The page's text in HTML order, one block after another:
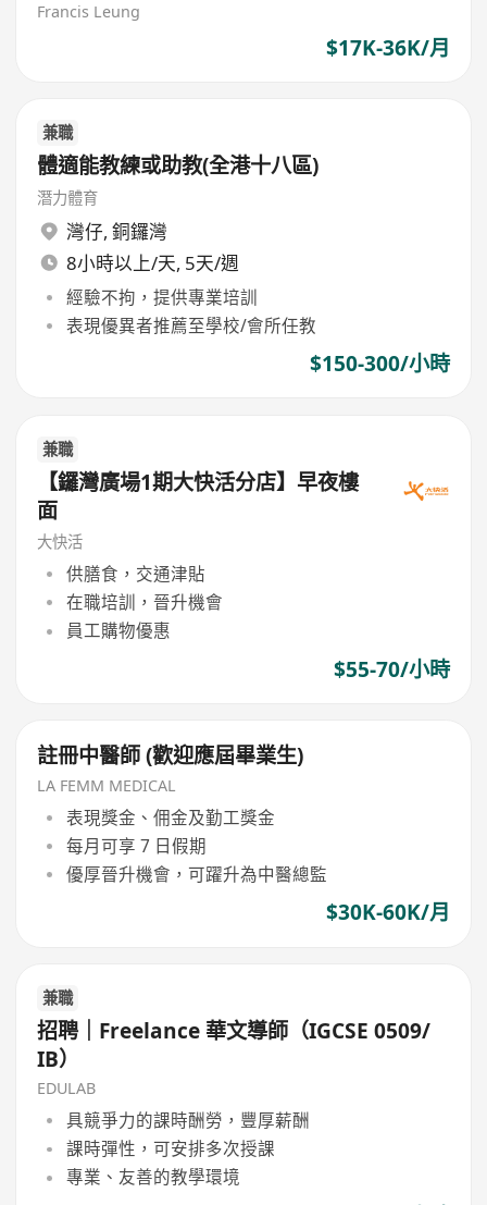
Francis Leung
$17K-36K/月
兼職
體適能教練或助教(全港十八區)
潛力體育
灣仔, 銅鑼灣
8小時以上/天, 5天/週
經驗不拘，提供專業培訓
表現優異者推薦至學校/會所任教
$150-300/小時
兼職
【鑼灣廣場1期大快活分店】早夜樓
面
大快活
供膳食，交通津貼
在職培訓，晉升機會
員工購物優惠
$55-70/小時
註冊中醫師 (歡迎應屆畢業生)
LA FEMM MEDICAL
表現獎金、佣金及勤工獎金
每月可享 7 日假期
優厚晉升機會，可躍升為中醫總監
$30K-60K/月
兼職
招聘｜Freelance 華文導師（IGCSE 0509/
IB）
EDULAB
具競爭力的課時酬勞，豐厚薪酬
課時彈性，可安排多次授課
專業、友善的教學環境